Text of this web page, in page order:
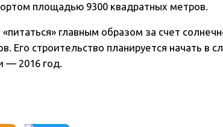
площадью 9300 квадратных метров.
главным образом за счет
Его строительство планируется начать в
— 2016 год.